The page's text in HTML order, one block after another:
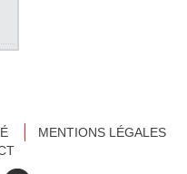
MENTIONS LÉGALES